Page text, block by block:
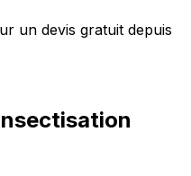
un devis gratuit depuis